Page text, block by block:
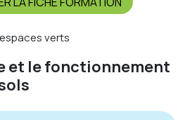
verts
et le fonctionnement